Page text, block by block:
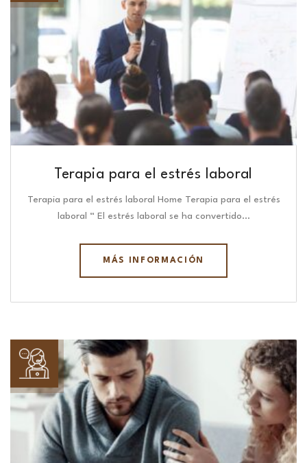
Terapia para el estrés laboral
Terapia para el estrés laboral Home Terapia para el estrés
laboral “ El estrés laboral se ha convertido…
MÁS INFORMACIÓN